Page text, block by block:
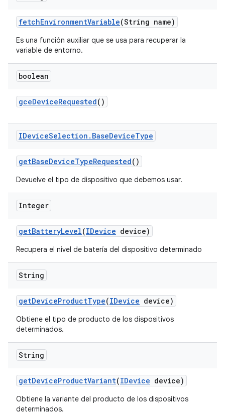
fetchEnvironmentVariable(String name)
Es una función auxiliar que se usa para recuperar la
variable de entorno.
boolean
gceDeviceRequested()
IDeviceSelection . BaseDeviceType
getBaseDeviceTypeRequested()
Devuelve el tipo de dispositivo que debemos usar.
Integer
getBatteryLevel(IDevice device)
Recupera el nivel de batería del dispositivo determinado
String
getDeviceProductType(IDevice device)
Obtiene el tipo de producto de los dispositivos
determinados.
String
getDeviceProductVariant(IDevice device)
Obtiene la variante del producto de los dispositivos
determinados.